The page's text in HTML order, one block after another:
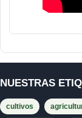
NUESTRAS
cultivos